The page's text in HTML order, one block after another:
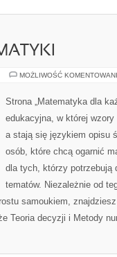
MOŻLIWOŚĆ
Strona „Matematyka dla
edukacyjna, w której
a stają się językiem opisu
osób, które chcą ogarnić
dla tych, którzy potrzebują
tematów. Niezależnie od
samoukiem,
Teoria decyzji i Metody